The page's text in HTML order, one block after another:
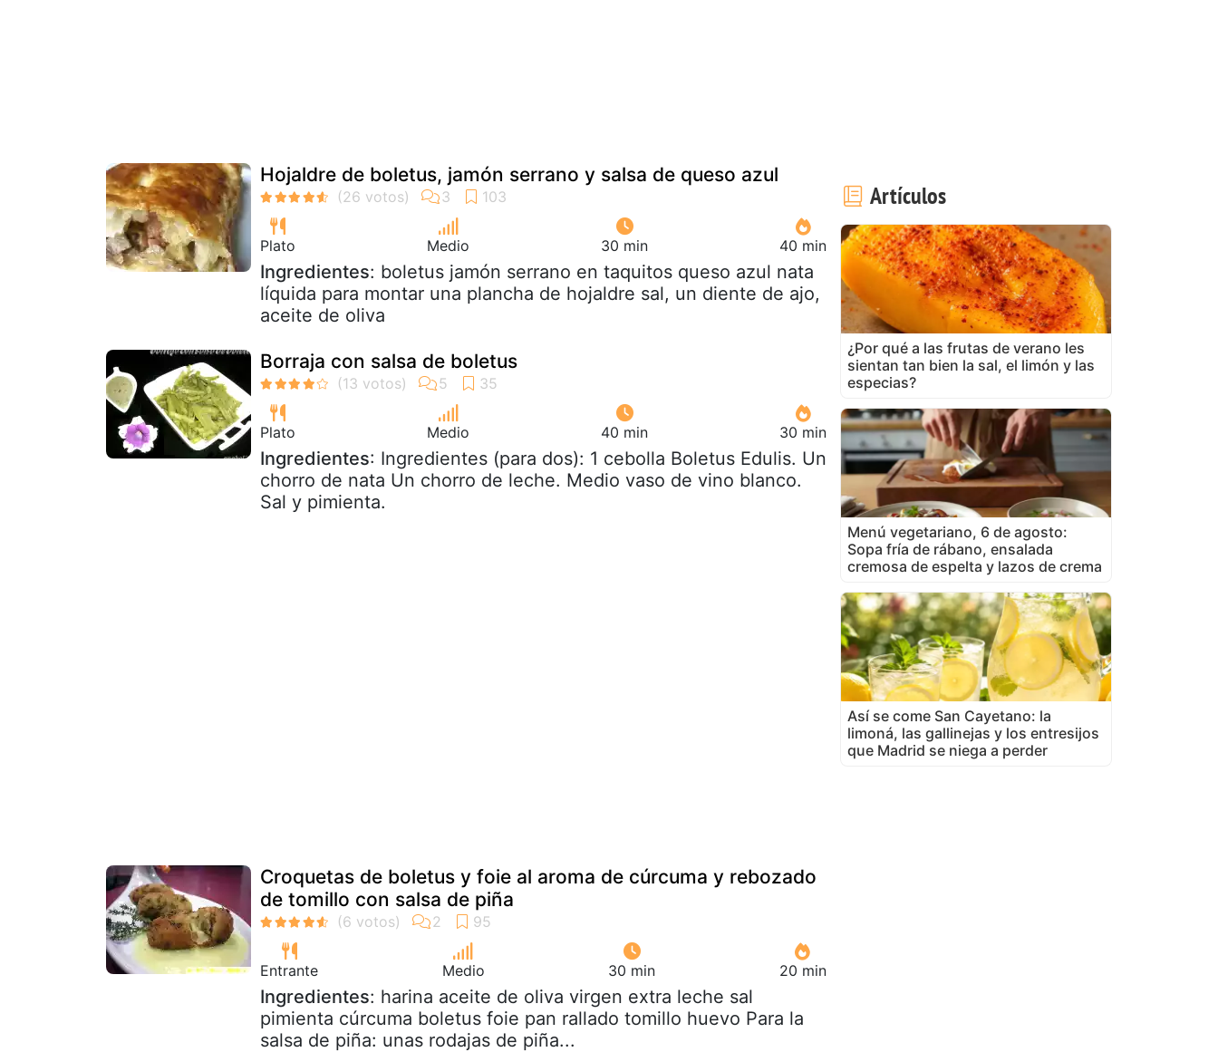
Hojaldre de boletus, jamón serrano y salsa de queso azul
Plato Medio 30 min 40 min
Ingredientes: boletus jamón serrano en taquitos queso azul nata
líquida para montar una plancha de hojaldre sal, un diente de ajo,
aceite de oliva
Borraja con salsa de boletus
Plato Medio 40 min 30 min
Ingredientes: Ingredientes (para dos): 1 cebolla Boletus Edulis. Un
chorro de nata Un chorro de leche. Medio vaso de vino blanco.
Sal y pimienta.
Croquetas de boletus y foie al aroma de cúrcuma y rebozado
de tomillo con salsa de piña
Entrante Medio 30 min 20 min
Ingredientes: harina aceite de oliva virgen extra leche sal
pimienta cúrcuma boletus foie pan rallado tomillo huevo Para la
salsa de piña: unas rodajas de piña...
Artículos
¿Por qué a las frutas de verano les
sientan tan bien la sal, el limón y las
especias?
Menú vegetariano, 6 de agosto:
Sopa fría de rábano, ensalada
cremosa de espelta y lazos de crema
Así se come San Cayetano: la
limoná, las gallinejas y los entresijos
que Madrid se niega a perder